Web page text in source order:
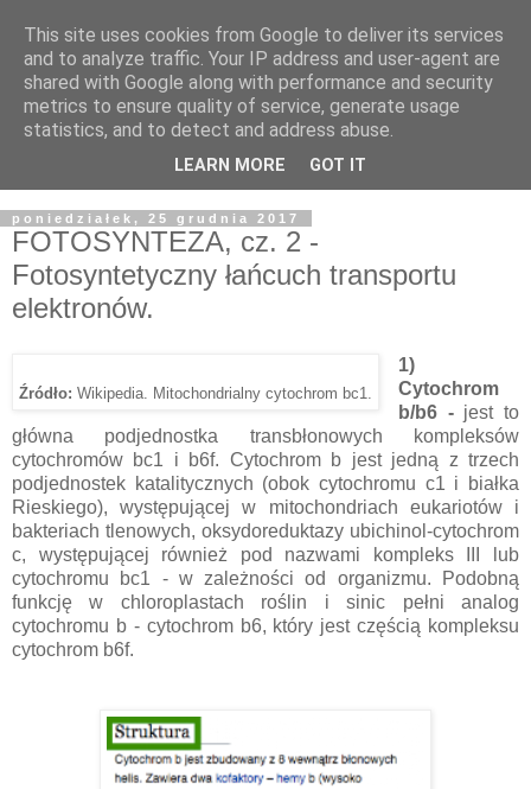
poniedziałek, 25 grudnia 2017
FOTOSYNTEZA, cz. 2 -
Fotosyntetyczny łańcuch transportu
elektronów.
Źródło: Wikipedia. Mitochondrialny cytochrom bc1.
1)
Cytochrom
b/b6 - jest to
główna podjednostka transbłonowych kompleksów
cytochromów bc1 i b6f. Cytochrom b jest jedną z trzech
podjednostek katalitycznych (obok cytochromu c1 i białka
Rieskiego), występującej w mitochondriach eukariotów i
bakteriach tlenowych, oksydoreduktazy ubichinol-cytochrom
c, występującej również pod nazwami kompleks III lub
cytochromu bc1 - w zależności od organizmu. Podobną
funkcję w chloroplastach roślin i sinic pełni analog
cytochromu b - cytochrom b6, który jest częścią kompleksu
cytochrom b6f.
This site uses cookies from Google to deliver its services
and to analyze traffic. Your IP address and user-agent are
shared with Google along with performance and security
metrics to ensure quality of service, generate usage
statistics, and to detect and address abuse.
LEARN MORE GOT IT